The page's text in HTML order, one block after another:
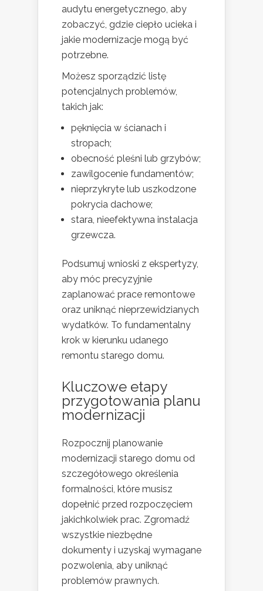
audytu energetycznego, aby
zobaczyć, gdzie ciepło ucieka i
jakie modernizacje mogą być
potrzebne.
Możesz sporządzić listę
potencjalnych problemów,
takich jak:
pęknięcia w ścianach i
stropach;
obecność pleśni lub grzybów;
zawilgocenie fundamentów;
nieprzykryte lub uszkodzone
pokrycia dachowe;
stara, nieefektywna instalacja
grzewcza.
Podsumuj wnioski z ekspertyzy,
aby móc precyzyjnie
zaplanować prace remontowe
oraz uniknąć nieprzewidzianych
wydatków. To fundamentalny
krok w kierunku udanego
remontu starego domu.
Kluczowe etapy
przygotowania planu
modernizacji
Rozpocznij planowanie
modernizacji starego domu od
szczegółowego określenia
formalności, które musisz
dopełnić przed rozpoczęciem
jakichkolwiek prac. Zgromadź
wszystkie niezbędne
dokumenty i uzyskaj wymagane
pozwolenia, aby uniknąć
problemów prawnych.